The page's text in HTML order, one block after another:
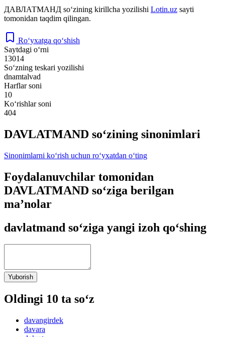
ДАВЛАТМАНД so‘zining kirillcha yozilishi Lotin.uz sayti
tomonidan taqdim qilingan.
Ro‘yxatga qo‘shish
Saytdagi o‘rni
13014
So‘zning teskari yozilishi
dnamtalvad
Harflar soni
10
Ko‘rishlar soni
404
DAVLATMAND so‘zining sinonimlari
Sinonimlarni ko‘rish uchun ro‘yxatdan o‘ting
Foydalanuvchilar tomonidan
DAVLATMAND so‘ziga berilgan
ma’nolar
davlatmand so‘ziga yangi izoh qo‘shing
Yuborish
Oldingi 10 ta so‘z
davangirdek
davara